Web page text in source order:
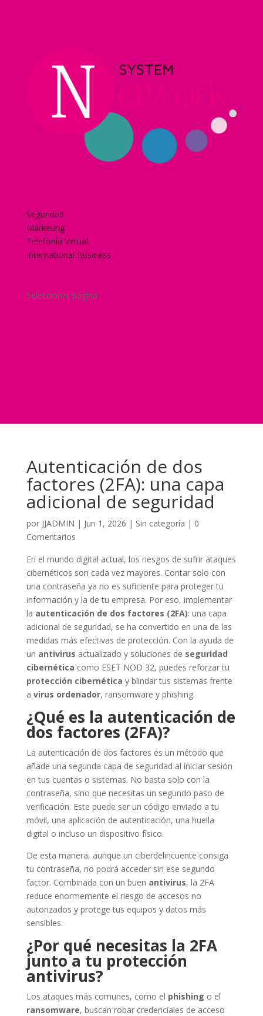
Seguridad
Marketing
Telefonía Virtual
International Business
Seleccionar página
Autenticación de dos
factores (2FA): una capa
adicional de seguridad
por JJADMIN | Jun 1, 2026 | Sin categoría | 0
Comentarios
En el mundo digital actual, los riesgos de sufrir ataques
cibernéticos son cada vez mayores. Contar solo con
una contraseña ya no es suficiente para proteger tu
información y la de tu empresa. Por eso, implementar
la autenticación de dos factores (2FA): una capa
adicional de seguridad, se ha convertido en una de las
medidas más efectivas de protección. Con la ayuda de
un antivirus actualizado y soluciones de seguridad
cibernética como ESET NOD 32, puedes reforzar tu
protección cibernética y blindar tus sistemas frente
a virus ordenador, ransomware y phishing.
¿Qué es la autenticación de
dos factores (2FA)?
La autenticación de dos factores es un método que
añade una segunda capa de seguridad al iniciar sesión
en tus cuentas o sistemas. No basta solo con la
contraseña, sino que necesitas un segundo paso de
verificación. Este puede ser un código enviado a tu
móvil, una aplicación de autenticación, una huella
digital o incluso un dispositivo físico.
De esta manera, aunque un ciberdelincuente consiga
tu contraseña, no podrá acceder sin ese segundo
factor. Combinada con un buen antivirus, la 2FA
reduce enormemente el riesgo de accesos no
autorizados y protege tus equipos y datos más
sensibles.
¿Por qué necesitas la 2FA
junto a tu protección
antivirus?
Los ataques más comunes, como el phishing o el
ransomware, buscan robar credenciales de acceso